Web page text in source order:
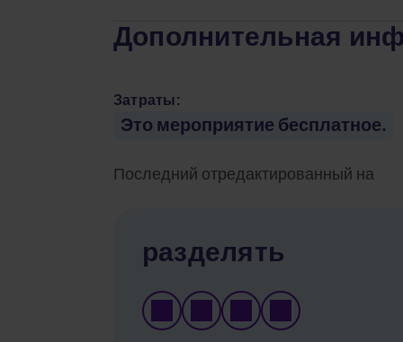
Дополнительная
Затраты:
Это мероприятие бесплатное.
Последний отредактированный на
разделять